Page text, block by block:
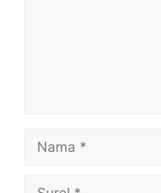
Nama
Surel